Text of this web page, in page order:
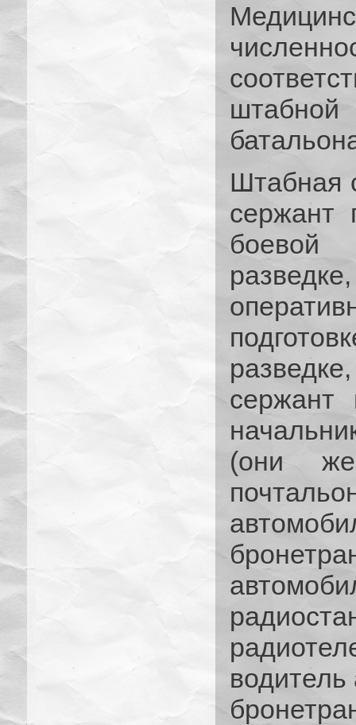
Штабная
сержант
боевой
сержант
(они же